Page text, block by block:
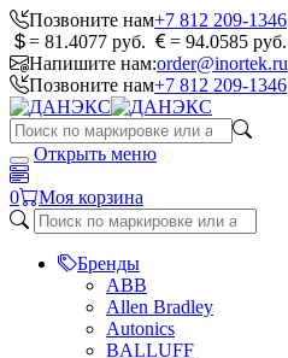
Позвоните нам+7 812 209-1346
= 81.4077 руб.
= 94.0585 руб.
Напишите нам:order@inortek.ru
Позвоните нам+7 812 209-1346
Открыть меню
0 Моя корзина
Бренды
ABB
Allen Bradley
Autonics
BALLUFF